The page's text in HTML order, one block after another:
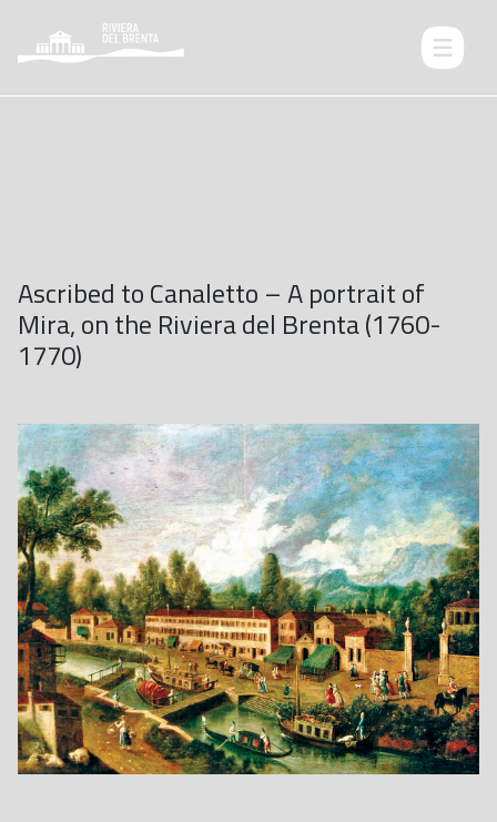
Ascribed to Canaletto – A portrait of
Mira, on the Riviera del Brenta (1760-
1770)